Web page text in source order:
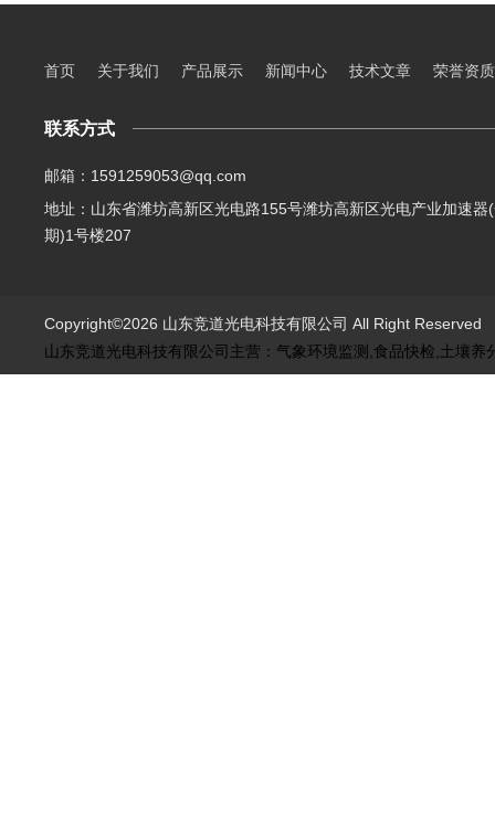
首页 关于我们 产品展示 新闻中心 技术文章 荣誉资质
联系方式
邮箱：1591259053@qq.com
地址：山东省潍坊高新区光电路155号潍坊高新区光电产业加速器
期)1号楼207
Copyright©2026 山东竞道光电科技有限公司 All Right
山东竞道光电科技有限公司主营：气象环境监测,食品快检,土壤养